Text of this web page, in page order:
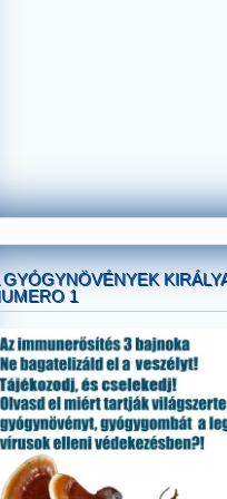
GYÓGYNÖVÉNYEK
1